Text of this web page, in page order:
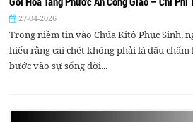
27-04-2026
Trong niềm tin vào Chúa Kitô Phục Sinh,
hiểu rằng cái chết không phải là dấu
bước vào sự sống đời...